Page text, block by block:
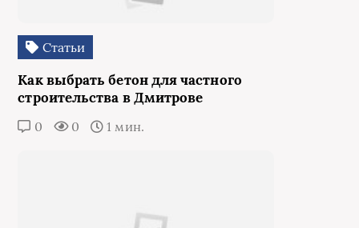
Статьи
Как выбрать бетон для частного
строительства в Дмитрове
0 0 1 мин.